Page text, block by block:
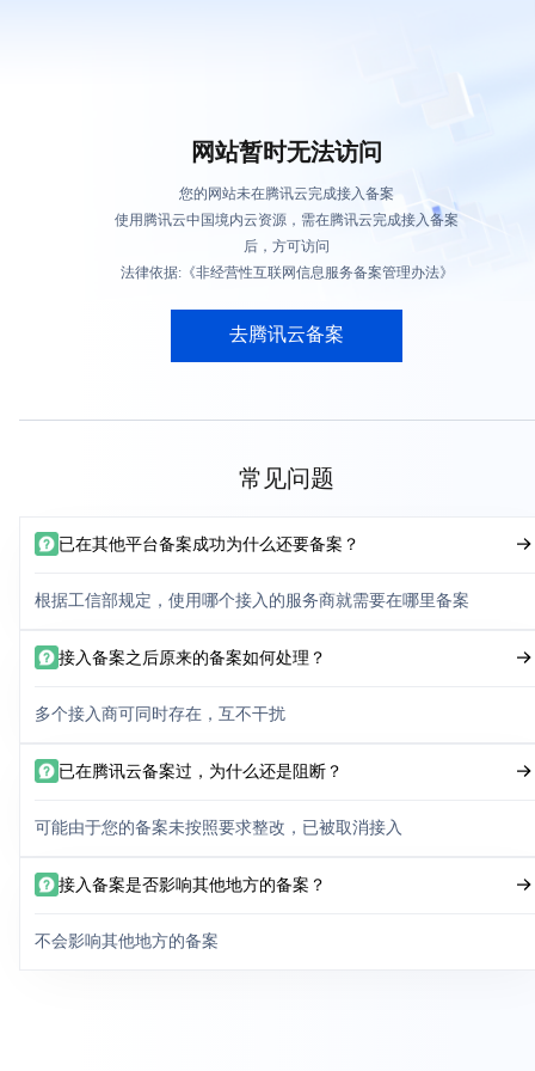
网站暂时无法访问
您的网站未在腾讯云完成接入备案
使用腾讯云中国境内云资源，需在腾讯云完成接入备案
后，方可访问
法律依据:《非经营性互联网信息服务备案管理办法》
去腾讯云备案
常见问题
已在其他平台备案成功为什么还要备案？
根据工信部规定，使用哪个接入的服务商就需要在哪里备案
接入备案之后原来的备案如何处理？
多个接入商可同时存在，互不干扰
已在腾讯云备案过，为什么还是阻断？
可能由于您的备案未按照要求整改，已被取消接入
接入备案是否影响其他地方的备案？
不会影响其他地方的备案